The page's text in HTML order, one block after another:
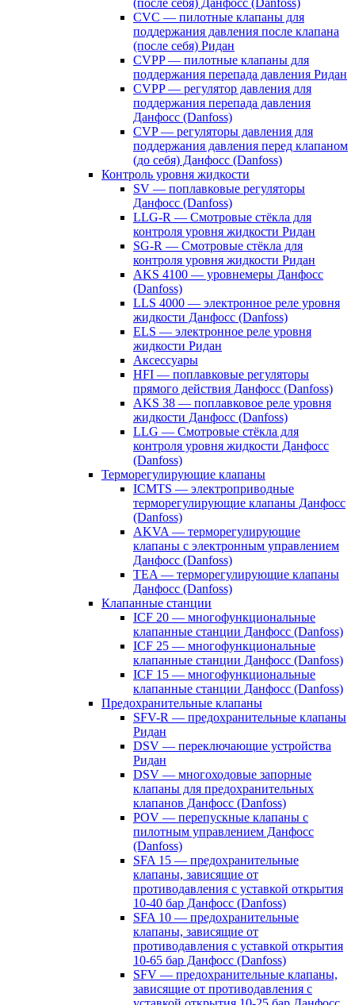
(после себя) Данфосс (Danfoss)
CVС — пилотные клапаны для
поддержания давления после клапана
(после себя) Ридан
CVPP — пилотные клапаны для
поддержания перепада давления Ридан
CVPP — регулятор давления для
поддержания перепада давления
Данфосс (Danfoss)
CVP — регуляторы давления для
поддержания давления перед клапаном
(до себя) Данфосс (Danfoss)
Контроль уровня жидкости
SV — поплавковые регуляторы
Данфосс (Danfoss)
LLG-R — Смотровые стёкла для
контроля уровня жидкости Ридан
SG-R — Смотровые стёкла для
контроля уровня жидкости Ридан
AKS 4100 — уровнемеры Данфосс
(Danfoss)
LLS 4000 — электронное реле уровня
жидкости Данфосс (Danfoss)
ELS — электронное реле уровня
жидкости Ридан
Аксессуары
HFI — поплавковые регуляторы
прямого действия Данфосс (Danfoss)
AKS 38 — поплавковое реле уровня
жидкости Данфосс (Danfoss)
LLG — Смотровые стёкла для
контроля уровня жидкости Данфосс
(Danfoss)
Терморегулирующие клапаны
ICMTS — электроприводные
терморегулирующие клапаны Данфосс
(Danfoss)
AKVA — терморегулирующие
клапаны с электронным управлением
Данфосс (Danfoss)
TEA — терморегулирующие клапаны
Данфосс (Danfoss)
Клапанные станции
ICF 20 — многофункциональные
клапанные станции Данфосс (Danfoss)
ICF 25 — многофункциональные
клапанные станции Данфосс (Danfoss)
ICF 15 — многофункциональные
клапанные станции Данфосс (Danfoss)
Предохранительные клапаны
SFV-R — предохранительные клапаны
Ридан
DSV — переключающие устройства
Ридан
DSV — многоходовые запорные
клапаны для предохранительных
клапанов Данфосс (Danfoss)
POV — перепускные клапаны с
пилотным управлением Данфосс
(Danfoss)
SFA 15 — предохранительные
клапаны, зависящие от
противодавления с уставкой открытия
10-40 бар Данфосс (Danfoss)
SFA 10 — предохранительные
клапаны, зависящие от
противодавления с уставкой открытия
10-65 бар Данфосс (Danfoss)
SFV — предохранительные клапаны,
зависящие от противодавления с